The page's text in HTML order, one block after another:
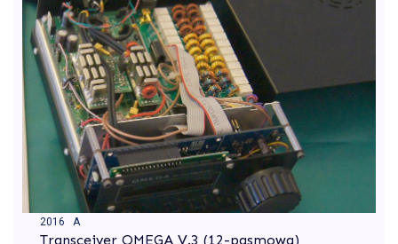
2016 A
Transceiver OMEGA V.3 (12-pasmowa)